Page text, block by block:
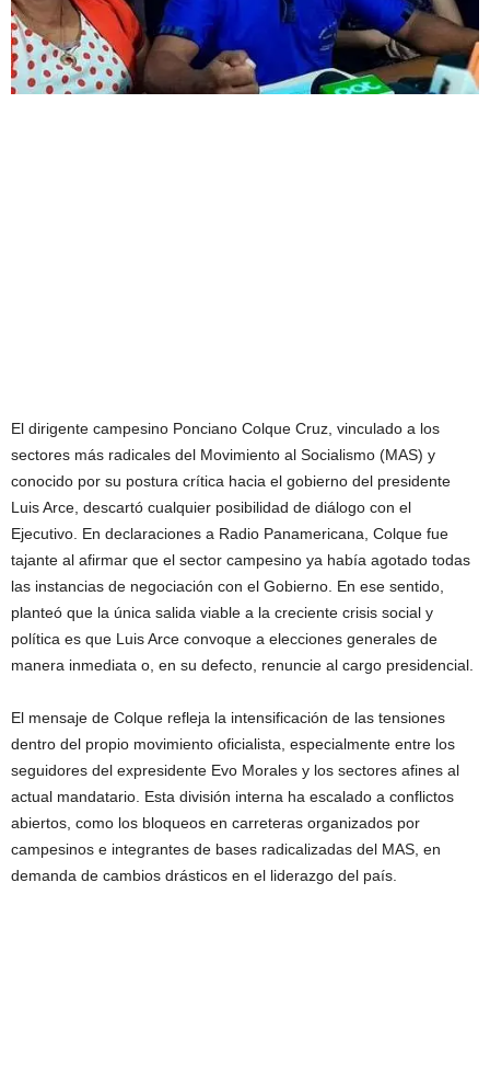
El dirigente campesino Ponciano Colque Cruz, vinculado a los
sectores más radicales del Movimiento al Socialismo (MAS) y
conocido por su postura crítica hacia el gobierno del presidente
Luis Arce, descartó cualquier posibilidad de diálogo con el
Ejecutivo. En declaraciones a Radio Panamericana, Colque fue
tajante al afirmar que el sector campesino ya había agotado todas
las instancias de negociación con el Gobierno. En ese sentido,
planteó que la única salida viable a la creciente crisis social y
política es que Luis Arce convoque a elecciones generales de
manera inmediata o, en su defecto, renuncie al cargo presidencial.
El mensaje de Colque refleja la intensificación de las tensiones
dentro del propio movimiento oficialista, especialmente entre los
seguidores del expresidente Evo Morales y los sectores afines al
actual mandatario. Esta división interna ha escalado a conflictos
abiertos, como los bloqueos en carreteras organizados por
campesinos e integrantes de bases radicalizadas del MAS, en
demanda de cambios drásticos en el liderazgo del país.